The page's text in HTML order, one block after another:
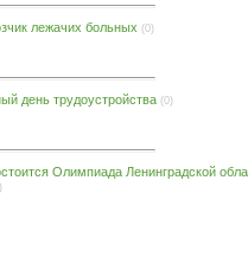
лежачих больных (0)
день трудоустройства (0)
Олимпиада Ленинградской